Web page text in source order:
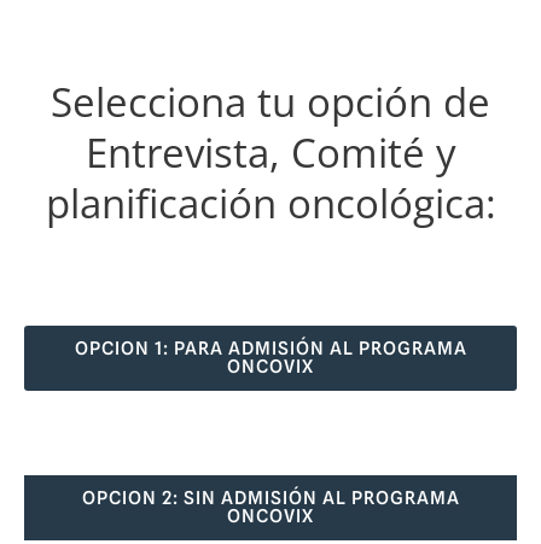
Selecciona tu opción de
Entrevista, Comité y
planificación oncológica:
OPCION 1: PARA ADMISIÓN AL PROGRAMA
ONCOVIX
OPCION 2: SIN ADMISIÓN AL PROGRAMA
ONCOVIX